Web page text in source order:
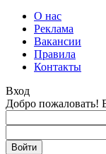
О нас
Реклама
Вакансии
Правила
Контакты
Вход
Добро пожаловать!